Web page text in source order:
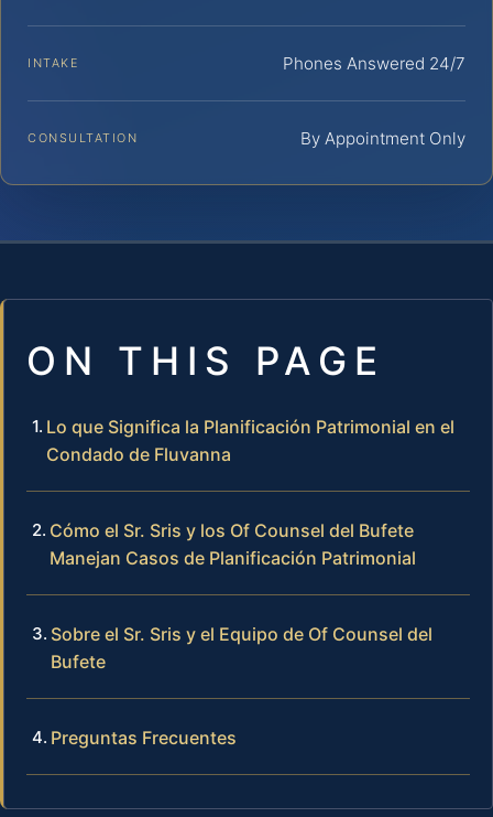
INTAKE Phones Answered 24/7
CONSULTATION By Appointment Only
ON THIS PAGE
Lo que Significa la Planificación Patrimonial en el
Condado de Fluvanna
Cómo el Sr. Sris y los Of Counsel del Bufete
Manejan Casos de Planificación Patrimonial
Sobre el Sr. Sris y el Equipo de Of Counsel del
Bufete
Preguntas Frecuentes